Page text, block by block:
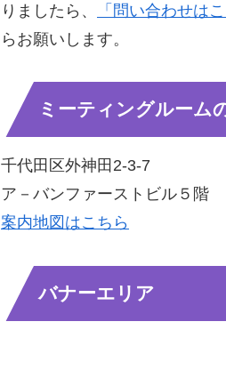
りましたら、
「問い合わせはこ
らお願いします。
ミーティングルーム
千代田区外神田2-3-7
ア－バンファーストビル５階
案内地図はこちら
バナーエリア